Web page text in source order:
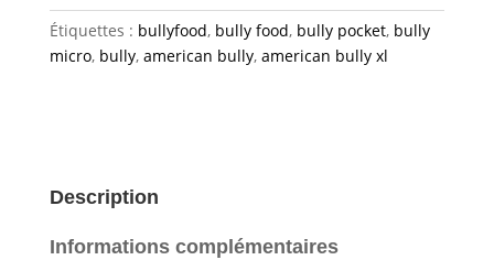
à
moelle
calcium
Étiquettes : bullyfood, bully food, bully pocket, bully
micro, bully, american bully, american bully xl
Description
Informations complémentaires